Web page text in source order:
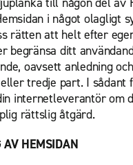
i något olagligt
rätten att helt efter
begränsa ditt
oavsett anledning
tredje part. I sådant
internetleverantör om
rättslig åtgärd.
AV HEMSIDAN